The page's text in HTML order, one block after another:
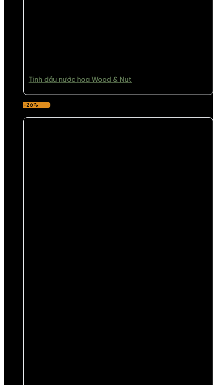
Tinh dầu nước hoa Wood & Nut
-26%